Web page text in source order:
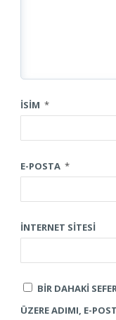
İSIM *
E-POSTA *
İNTERNET SITESI
BIR DAHAKI
ÜZERE ADIMI, E-